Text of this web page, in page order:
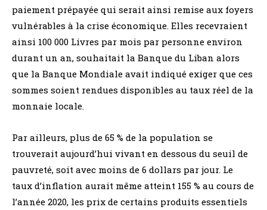
paiement prépayée qui serait ainsi remise aux foyers
vulnérables à la crise économique. Elles recevraient
ainsi 100 000 Livres par mois par personne environ
durant un an, souhaitait la Banque du Liban alors
que la Banque Mondiale avait indiqué exiger que ces
sommes soient rendues disponibles au taux réel de la
monnaie locale.
Par ailleurs, plus de 65 % de la population se
trouverait aujourd’hui vivant en dessous du seuil de
pauvreté, soit avec moins de 6 dollars par jour. Le
taux d’inflation aurait même atteint 155 % au cours de
l’année 2020, les prix de certains produits essentiels